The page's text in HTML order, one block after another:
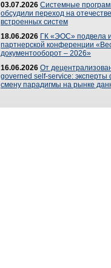
03.07.2026 Системные
обсудили переход на
встроенных систем
18.06.2026 ГК «ЭОС» подвела
партнерской конференции
документооборот – 2026»
16.06.2026 От
governed self-service: эксперты
смену парадигмы на рынке